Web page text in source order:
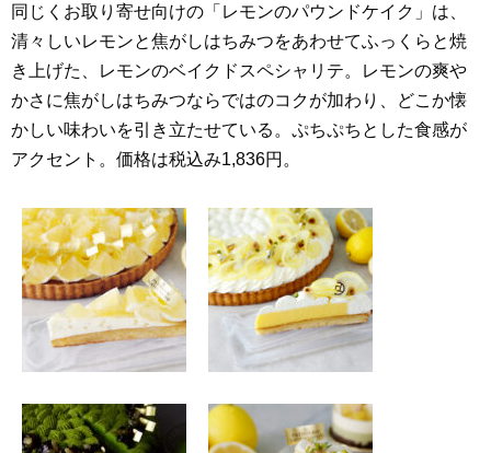
同じくお取り寄せ向けの「レモンのパウンドケイク」は、
清々しいレモンと焦がしはちみつをあわせてふっくらと焼
き上げた、レモンのベイクドスペシャリテ。レモンの爽や
かさに焦がしはちみつならではのコクが加わり、どこか懐
かしい味わいを引き立たせている。ぷちぷちとした食感が
アクセント。価格は税込み1,836円。